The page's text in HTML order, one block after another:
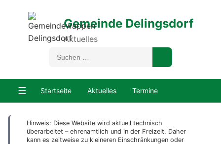
Gemeinde Delingsdorf
Aktuelles
☰ Startseite Aktuelles Termine
Hinweis: Diese Website wird aktuell technisch
überarbeitet – ehrenamtlich und in der Freizeit. Daher
kann es zeitweise zu kleineren Einschränkungen oder